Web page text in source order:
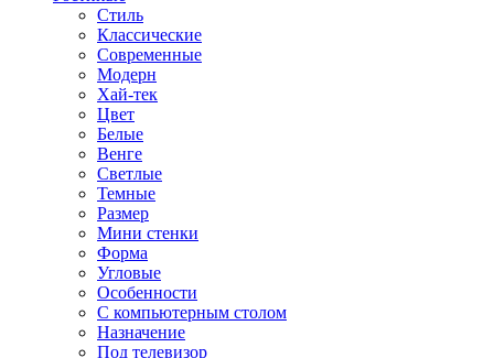
Стиль
Классические
Современные
Модерн
Хай-тек
Цвет
Белые
Венге
Светлые
Темные
Размер
Мини стенки
Форма
Угловые
Особенности
С компьютерным столом
Назначение
Под телевизор